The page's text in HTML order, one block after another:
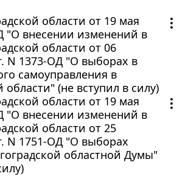
области от 19 мая
"О внесении изменений в
области от 06
N 1373-ОД "О выборах в
самоуправления в
области" (не вступил в силу)
области от 19 мая
"О внесении изменений в
области от 25
N 1751-ОД "О выборах
областной Думы"